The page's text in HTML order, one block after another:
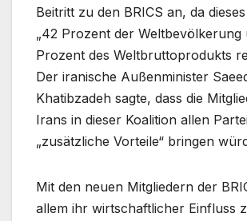
Beitritt zu den BRICS an, da
„42 Prozent der Weltbevölkerung
Prozent des Weltbruttoprodukts
Der iranische Außenminister
Khatibzadeh sagte, dass die
Irans in dieser Koalition allen
„zusätzliche Vorteile“ bringen
Mit den neuen Mitgliedern der
allem ihr wirtschaftlicher Einfluss